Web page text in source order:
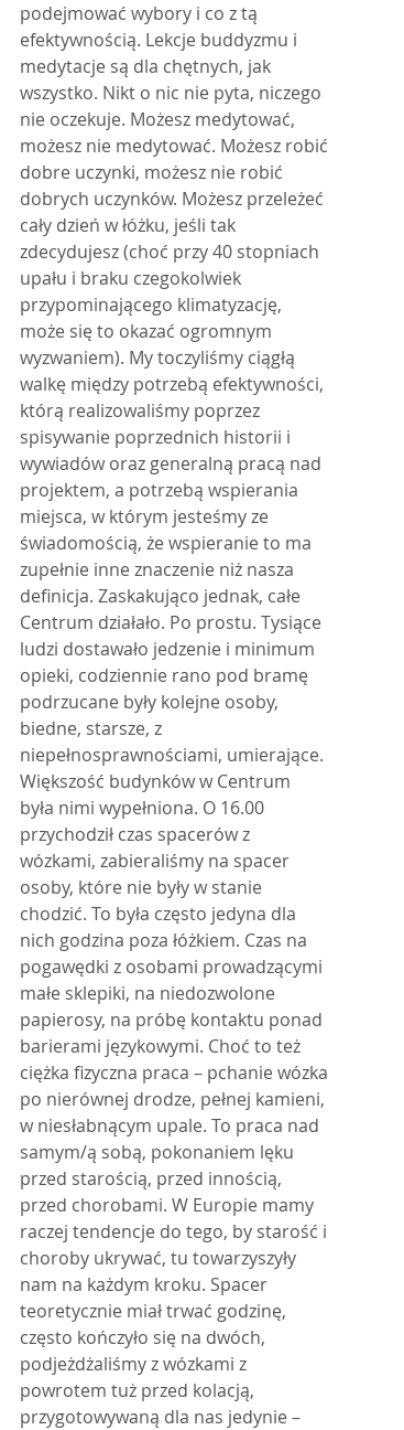
podejmować wybory i co z tą
efektywnością. Lekcje buddyzmu i
medytacje są dla chętnych, jak
wszystko. Nikt o nic nie pyta, niczego
nie oczekuje. Możesz medytować,
możesz nie medytować. Możesz robić
dobre uczynki, możesz nie robić
dobrych uczynków. Możesz przeleżeć
cały dzień w łóżku, jeśli tak
zdecydujesz (choć przy 40 stopniach
upału i braku czegokolwiek
przypominającego klimatyzację,
może się to okazać ogromnym
wyzwaniem). My toczyliśmy ciągłą
walkę między potrzebą efektywności,
którą realizowaliśmy poprzez
spisywanie poprzednich historii i
wywiadów oraz generalną pracą nad
projektem, a potrzebą wspierania
miejsca, w którym jesteśmy ze
świadomością, że wspieranie to ma
zupełnie inne znaczenie niż nasza
definicja. Zaskakująco jednak, całe
Centrum działało. Po prostu. Tysiące
ludzi dostawało jedzenie i minimum
opieki, codziennie rano pod bramę
podrzucane były kolejne osoby,
biedne, starsze, z
niepełnosprawnościami, umierające.
Większość budynków w Centrum
była nimi wypełniona. O 16.00
przychodził czas spacerów z
wózkami, zabieraliśmy na spacer
osoby, które nie były w stanie
chodzić. To była często jedyna dla
nich godzina poza łóżkiem. Czas na
pogawędki z osobami prowadzącymi
małe sklepiki, na niedozwolone
papierosy, na próbę kontaktu ponad
barierami językowymi. Choć to też
ciężka fizyczna praca – pchanie wózka
po nierównej drodze, pełnej kamieni,
w niesłabnącym upale. To praca nad
samym/ą sobą, pokonaniem lęku
przed starością, przed innością,
przed chorobami. W Europie mamy
raczej tendencje do tego, by starość i
choroby ukrywać, tu towarzyszyły
nam na każdym kroku. Spacer
teoretycznie miał trwać godzinę,
często kończyło się na dwóch,
podjeżdżaliśmy z wózkami z
powrotem tuż przed kolacją,
przygotowywaną dla nas jedynie –